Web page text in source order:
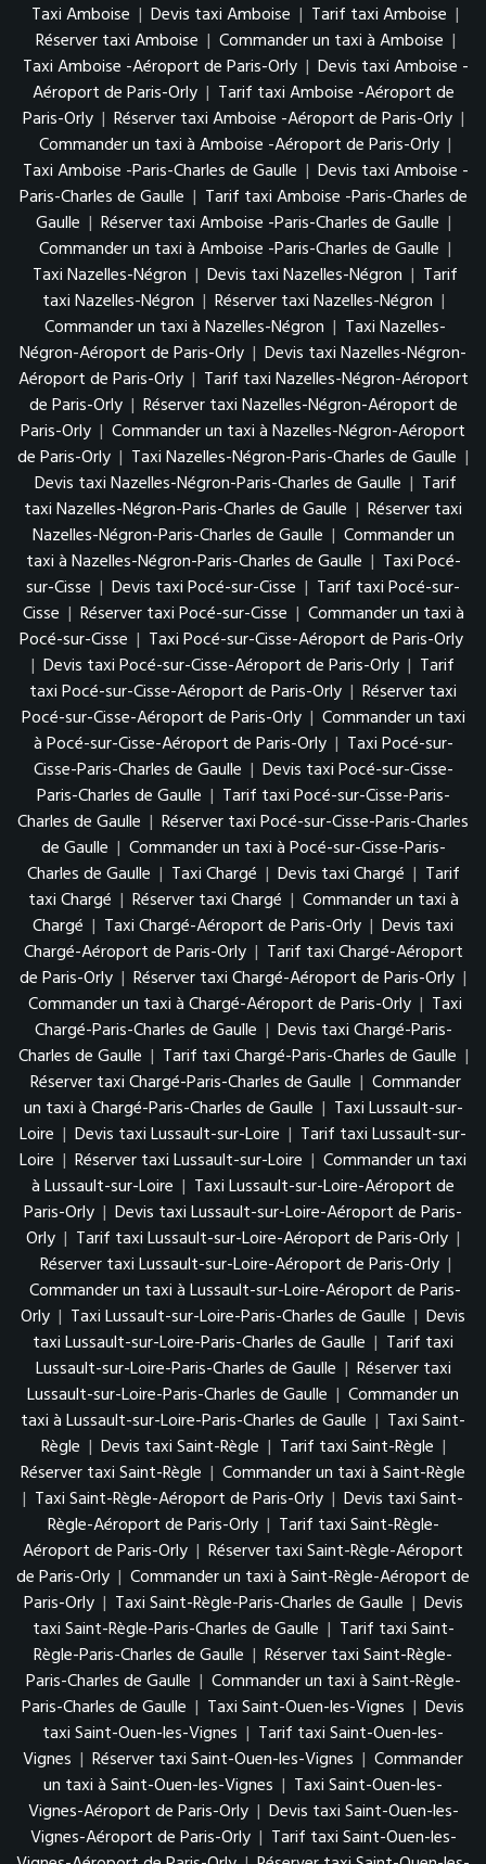
Taxi Amboise | Devis taxi Amboise | Tarif taxi Amboise |
Réserver taxi Amboise | Commander un taxi à Amboise |
Taxi Amboise -Aéroport de Paris-Orly | Devis taxi Amboise -
Aéroport de Paris-Orly | Tarif taxi Amboise -Aéroport de
Paris-Orly | Réserver taxi Amboise -Aéroport de Paris-Orly |
Commander un taxi à Amboise -Aéroport de Paris-Orly |
Taxi Amboise -Paris-Charles de Gaulle | Devis taxi Amboise -
Paris-Charles de Gaulle | Tarif taxi Amboise -Paris-Charles de
Gaulle | Réserver taxi Amboise -Paris-Charles de Gaulle |
Commander un taxi à Amboise -Paris-Charles de Gaulle |
Taxi Nazelles-Négron | Devis taxi Nazelles-Négron | Tarif
taxi Nazelles-Négron | Réserver taxi Nazelles-Négron |
Commander un taxi à Nazelles-Négron | Taxi Nazelles-
Négron-Aéroport de Paris-Orly | Devis taxi Nazelles-Négron-
Aéroport de Paris-Orly | Tarif taxi Nazelles-Négron-Aéroport
de Paris-Orly | Réserver taxi Nazelles-Négron-Aéroport de
Paris-Orly | Commander un taxi à Nazelles-Négron-Aéroport
de Paris-Orly | Taxi Nazelles-Négron-Paris-Charles de Gaulle |
Devis taxi Nazelles-Négron-Paris-Charles de Gaulle | Tarif
taxi Nazelles-Négron-Paris-Charles de Gaulle | Réserver taxi
Nazelles-Négron-Paris-Charles de Gaulle | Commander un
taxi à Nazelles-Négron-Paris-Charles de Gaulle | Taxi Pocé-
sur-Cisse | Devis taxi Pocé-sur-Cisse | Tarif taxi Pocé-sur-
Cisse | Réserver taxi Pocé-sur-Cisse | Commander un taxi à
Pocé-sur-Cisse | Taxi Pocé-sur-Cisse-Aéroport de Paris-Orly
| Devis taxi Pocé-sur-Cisse-Aéroport de Paris-Orly | Tarif
taxi Pocé-sur-Cisse-Aéroport de Paris-Orly | Réserver taxi
Pocé-sur-Cisse-Aéroport de Paris-Orly | Commander un taxi
à Pocé-sur-Cisse-Aéroport de Paris-Orly | Taxi Pocé-sur-
Cisse-Paris-Charles de Gaulle | Devis taxi Pocé-sur-Cisse-
Paris-Charles de Gaulle | Tarif taxi Pocé-sur-Cisse-Paris-
Charles de Gaulle | Réserver taxi Pocé-sur-Cisse-Paris-Charles
de Gaulle | Commander un taxi à Pocé-sur-Cisse-Paris-
Charles de Gaulle | Taxi Chargé | Devis taxi Chargé | Tarif
taxi Chargé | Réserver taxi Chargé | Commander un taxi à
Chargé | Taxi Chargé-Aéroport de Paris-Orly | Devis taxi
Chargé-Aéroport de Paris-Orly | Tarif taxi Chargé-Aéroport
de Paris-Orly | Réserver taxi Chargé-Aéroport de Paris-Orly |
Commander un taxi à Chargé-Aéroport de Paris-Orly | Taxi
Chargé-Paris-Charles de Gaulle | Devis taxi Chargé-Paris-
Charles de Gaulle | Tarif taxi Chargé-Paris-Charles de Gaulle |
Réserver taxi Chargé-Paris-Charles de Gaulle | Commander
un taxi à Chargé-Paris-Charles de Gaulle | Taxi Lussault-sur-
Loire | Devis taxi Lussault-sur-Loire | Tarif taxi Lussault-sur-
Loire | Réserver taxi Lussault-sur-Loire | Commander un taxi
à Lussault-sur-Loire | Taxi Lussault-sur-Loire-Aéroport de
Paris-Orly | Devis taxi Lussault-sur-Loire-Aéroport de Paris-
Orly | Tarif taxi Lussault-sur-Loire-Aéroport de Paris-Orly |
Réserver taxi Lussault-sur-Loire-Aéroport de Paris-Orly |
Commander un taxi à Lussault-sur-Loire-Aéroport de Paris-
Orly | Taxi Lussault-sur-Loire-Paris-Charles de Gaulle | Devis
taxi Lussault-sur-Loire-Paris-Charles de Gaulle | Tarif taxi
Lussault-sur-Loire-Paris-Charles de Gaulle | Réserver taxi
Lussault-sur-Loire-Paris-Charles de Gaulle | Commander un
taxi à Lussault-sur-Loire-Paris-Charles de Gaulle | Taxi Saint-
Règle | Devis taxi Saint-Règle | Tarif taxi Saint-Règle |
Réserver taxi Saint-Règle | Commander un taxi à Saint-Règle
| Taxi Saint-Règle-Aéroport de Paris-Orly | Devis taxi Saint-
Règle-Aéroport de Paris-Orly | Tarif taxi Saint-Règle-
Aéroport de Paris-Orly | Réserver taxi Saint-Règle-Aéroport
de Paris-Orly | Commander un taxi à Saint-Règle-Aéroport de
Paris-Orly | Taxi Saint-Règle-Paris-Charles de Gaulle | Devis
taxi Saint-Règle-Paris-Charles de Gaulle | Tarif taxi Saint-
Règle-Paris-Charles de Gaulle | Réserver taxi Saint-Règle-
Paris-Charles de Gaulle | Commander un taxi à Saint-Règle-
Paris-Charles de Gaulle | Taxi Saint-Ouen-les-Vignes | Devis
taxi Saint-Ouen-les-Vignes | Tarif taxi Saint-Ouen-les-
Vignes | Réserver taxi Saint-Ouen-les-Vignes | Commander
un taxi à Saint-Ouen-les-Vignes | Taxi Saint-Ouen-les-
Vignes-Aéroport de Paris-Orly | Devis taxi Saint-Ouen-les-
Vignes-Aéroport de Paris-Orly | Tarif taxi Saint-Ouen-les-